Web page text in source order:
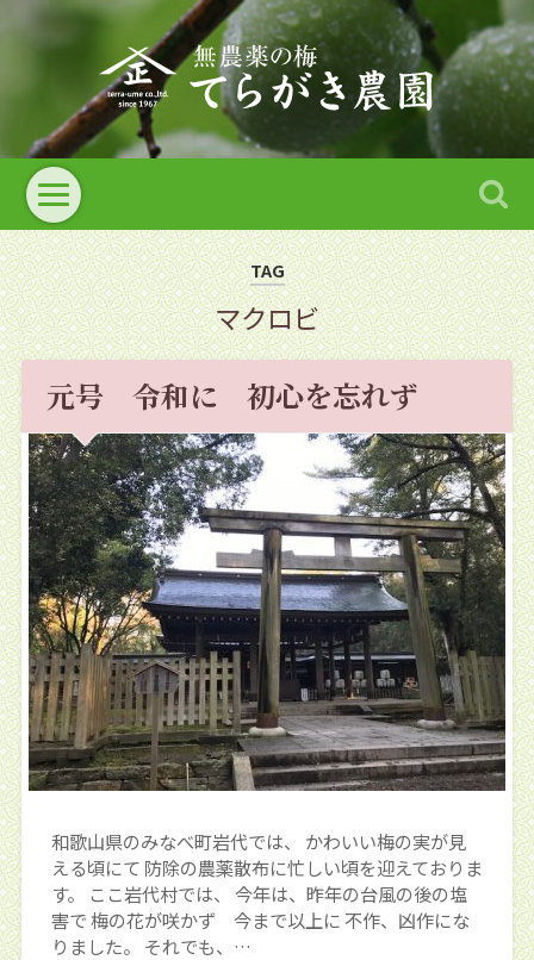
TAG
マクロビ
元号 令和に 初心を忘れず
和歌山県のみなべ町岩代では、 かわいい梅の実が見
える頃にて 防除の農薬散布に忙しい頃を迎えておりま
す。 ここ岩代村では、 今年は、昨年の台風の後の塩
害で 梅の花が咲かず 今まで以上に 不作、凶作にな
りました。 それでも、…